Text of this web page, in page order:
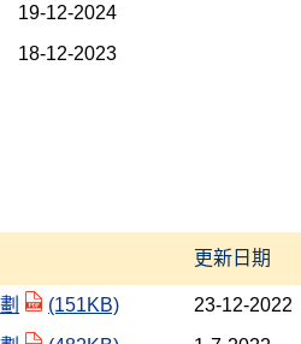
19-12-2024
18-12-2023
更新日期
(151KB)
23-12-2022